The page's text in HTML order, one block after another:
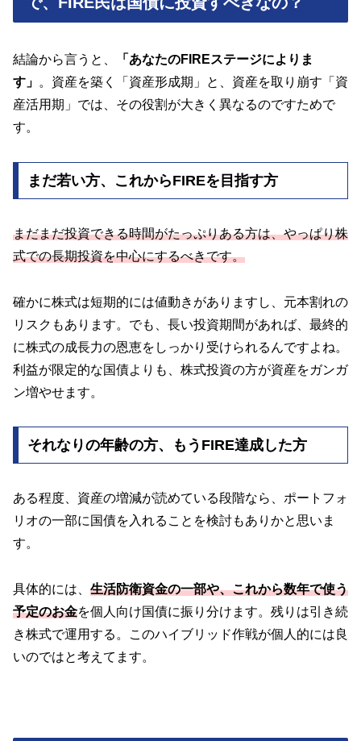
結論から言うと、
「あなたのFIREステージによりま
す」 。資産を築く「資産形成期」と、資産を取り崩す「資
産活用期」では、その役割が大きく異なるのですためで
す。
まだ若い方、これからFIREを目指す方
まだまだ投資できる時間がたっぷりある方は、やっぱり株
式での長期投資を中心にするべきです。
確かに株式は短期的には値動きがありますし、元本割れの
リスクもあります。でも、長い投資期間があれば、最終的
に株式の成長力の恩恵をしっかり受けられるんですよね。
利益が限定的な国債よりも、株式投資の方が資産をガンガ
ン増やせます。
それなりの年齢の方、もうFIRE達成した方
ある程度、資産の増減が読めている段階なら、ポートフォ
リオの一部に国債を入れることを検討もありかと思いま
す。
具体的には、 生活防衛資金の一部や、これから数年で使う
予定のお金を個人向け国債に振り分けます。残りは引き続
き株式で運用する。このハイブリッド作戦が個人的には良
いのではと考えてます。